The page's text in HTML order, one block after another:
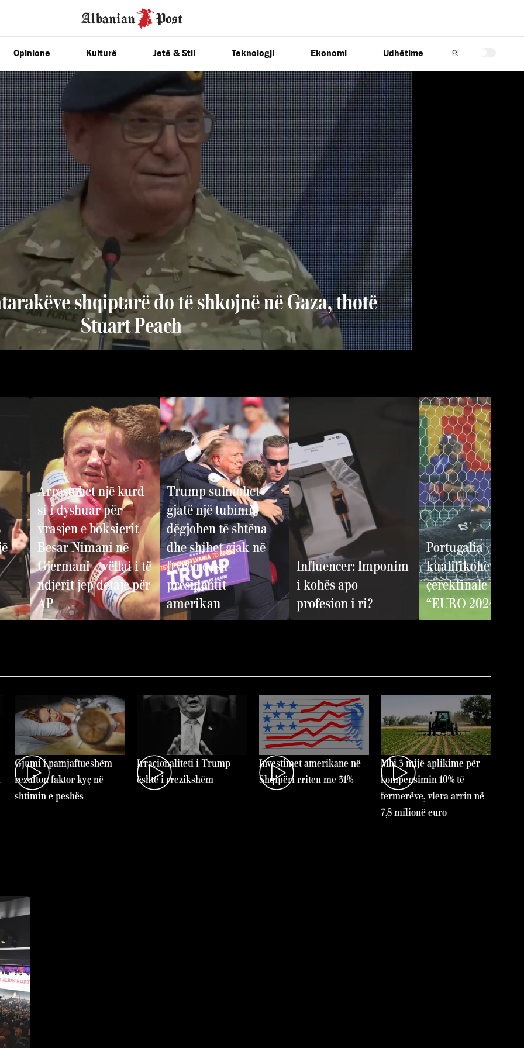
Opinione Kulturë Jetë & Stil Teknologji Ekonomi Udhëtime
shqiptarë do të shkojnë në Gaza, thotë
Stuart Peach
Arrestohet një kurd
si i dyshuar për
vrasjen e boksierit
Besar Nimani në
Gjermani – vëllai i të
ndjerit jep detaje për
AP
Trump sulmohet
gjatë një tubimi,
dëgjohen të shtëna
dhe shihet gjak në
ftyrën e ish-
presidentit
amerikan
Influencer: Imponim
i kohës apo
profesion i ri?
Portugalia
kualifikohet në
çerekfinale të
“EURO 2024”
Gjumi i pamjaftueshëm
rezulton faktor kyç në
shtimin e peshës
Irracionaliteti i Trump
është i rrezikshëm
Investimet amerikane në
Shqipëri rriten me 31%
Mbi 3 mijë aplikime për
kompensimin 10% të
fermerëve, vlera arrin në
7,8 milionë euro